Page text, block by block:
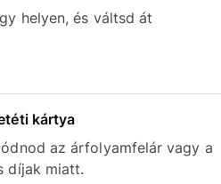
helyen, és váltsd át
kártya
az árfolyamfelár vagy a
díjak miatt.